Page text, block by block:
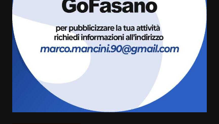
8 Agosto 2026 07:30
Politiche Giovanili e Mobilità
Sostenibile: premiati gli studenti
universitari del bando “La strada
giusta”
8 Agosto 2026 07:15
Savelletri in festa, pienone sul
porto per Uccio De Santis: la
voce di Antonella Losavio